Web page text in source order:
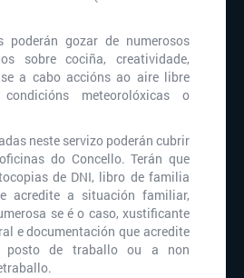
poderán gozar de numerosos
sobre cociña, creatividade,
a cabo accións ao aire libre
meteorolóxicas o
neste servizo poderán cubrir
do Concello. Terán que
de DNI, libro de familia
acredite a situación familiar,
se é o caso, xustificante
e documentación que acredite
posto de traballo ou a non